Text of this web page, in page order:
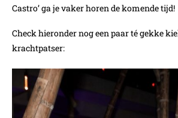
Castro’ ga je vaker horen de komende tijd!
Check hieronder nog een paar té gekke
krachtpatser: